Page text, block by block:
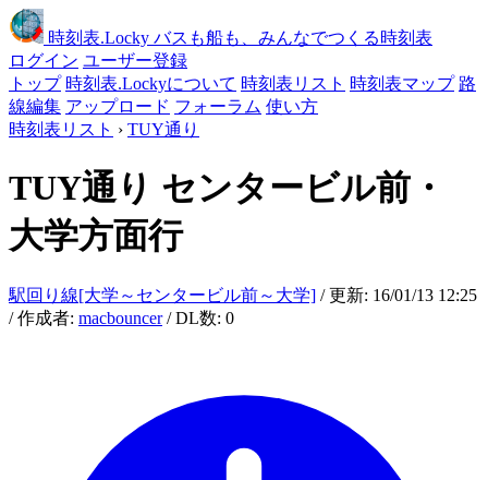
時刻表.Locky バスも船も、みんなでつくる時刻表
ログイン ユーザー登録
トップ 時刻表.Lockyについて 時刻表リスト 時刻表マップ 路
線編集 アップロード フォーラム 使い方
時刻表リスト › TUY通り
TUY通り センタービル前・
大学方面行
駅回り線[大学～センタービル前～大学] / 更新: 16/01/13 12:25
/ 作成者: macbouncer/ DL数: 0